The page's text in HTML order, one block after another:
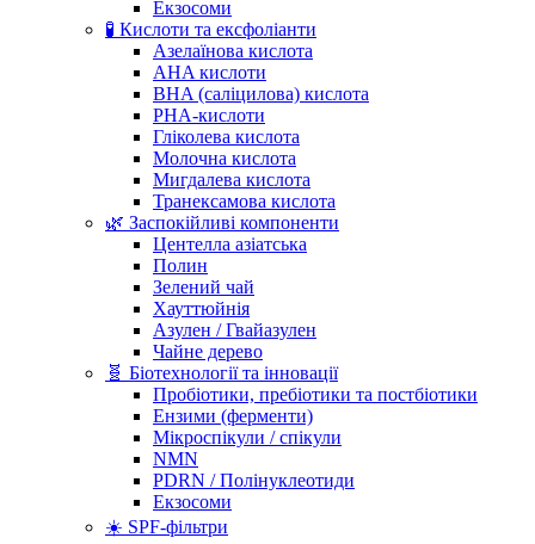
Екзосоми
🧪 Кислоти та ексфоліанти
Азелаїнова кислота
AHA кислоти
BHA (саліцилова) кислота
PHA-кислоти
Гліколева кислота
Молочна кислота
Мигдалева кислота
Транексамова кислота
🌿 Заспокійливі компоненти
Центелла азіатська
Полин
Зелений чай
Хауттюйнія
Азулен / Гвайазулен
Чайне дерево
🧬 Біотехнології та інновації
Пробіотики, пребіотики та постбіотики
Ензими (ферменти)
Мікроспікули / спікули
NMN
PDRN / Полінуклеотиди
Екзосоми
☀️ SPF-фільтри